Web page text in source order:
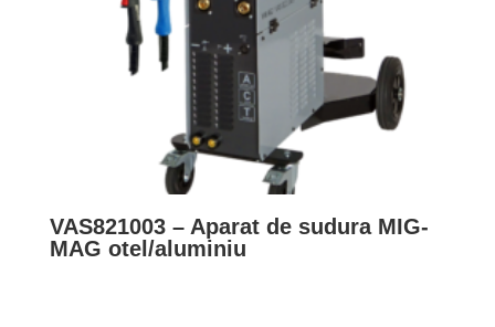
VAS821003 – Aparat de sudura MIG-
MAG otel/aluminiu